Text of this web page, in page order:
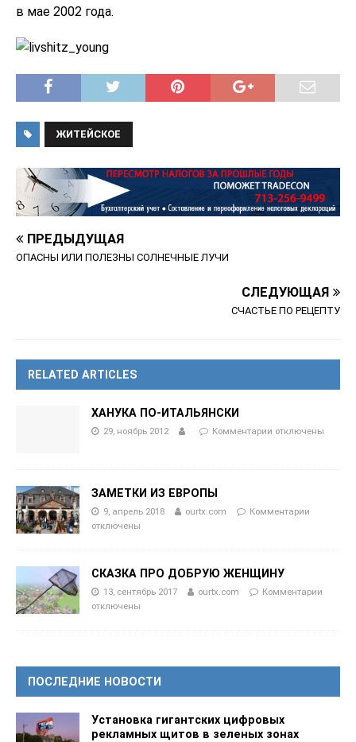
в мае 2002 года.
ЖИТЕЙСКОЕ
ПРЕДЫДУЩАЯ
ОПАСНЫ ИЛИ ПОЛЕЗНЫ СОЛНЕЧНЫЕ ЛУЧИ
СЛЕДУЮЩАЯ
СЧАСТЬЕ ПО РЕЦЕПТУ
RELATED ARTICLES
ХАНУКА ПО-ИТАЛЬЯНСКИ
29, ноябрь 2012 Комментарии отключены
ЗАМЕТКИ ИЗ ЕВРОПЫ
9, апрель 2018 ourtx.com
Комментарии
отключены
СКАЗКА ПРО ДОБРУЮ ЖЕНЩИНУ
13, сентябрь 2017 ourtx.com
Комментарии
отключены
ПОСЛЕДНИЕ НОВОСТИ
Установка гигантских цифровых
рекламных щитов в зеленых зонах